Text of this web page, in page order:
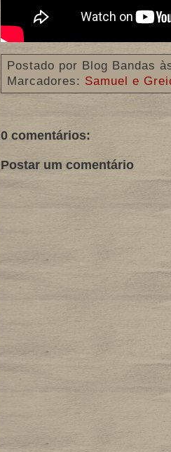
Postado por Blog Bandas
Marcadores: Samuel e
0 comentários:
Postar um comentário